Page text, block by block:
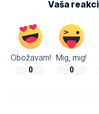
Vaša
Obožavam!
0
Mig, mig!
0